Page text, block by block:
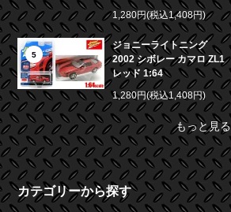
1,280円(税込1,408円)
5
ジョニーライトニング
2002 シボレー カマロ ZL1
レッド 1:64
1,280円(税込1,408円)
もっと見る
カテゴリーから探す